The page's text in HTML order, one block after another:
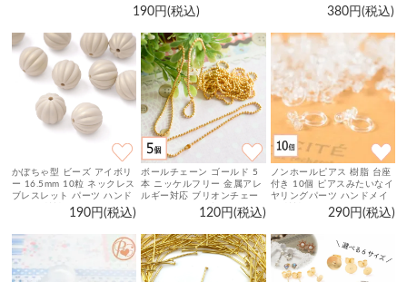
190円(税込) 380円(税込)
かぼちゃ型 ビーズ アイボリ
ー 16.5mm 10粒 ネックレス
ブレスレット パーツ ハンド
メイド 材料 アクセサリーパ
190円(税込)
ボールチェーン ゴールド 5
本 ニッケルフリー 金属アレ
ルギー対応 ブリオンチェー
ン ネックレス ブレスレット
ストラップ パーツ 素材 アク
120円(税込)
ノンホールピアス 樹脂 台座
付き 10個 ピアスみたいなイ
ヤリングパーツ ハンドメイ
ド 材料 アクセサリーパーツ
290円(税込)